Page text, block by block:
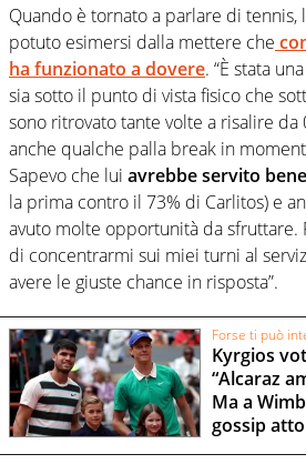
Quando è tornato a parlare di tennis,
potuto esimersi dalla mettere che
ha funzionato a dovere. “È stata
sia sotto il punto di vista fisico che
sono ritrovato tante volte a risalire
anche qualche palla break in
Sapevo che lui avrebbe servito bene
la prima contro il 73% di Carlitos) e
avuto molte opportunità da sfruttare.
di concentrarmi sui miei turni al
avere le giuste chance in risposta”.
Forse ti può
Kyrgios
“Alcaraz
Ma a
gossip